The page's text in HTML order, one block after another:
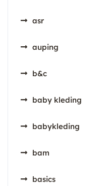
asr
auping
b&c
baby kleding
babykleding
bam
basics